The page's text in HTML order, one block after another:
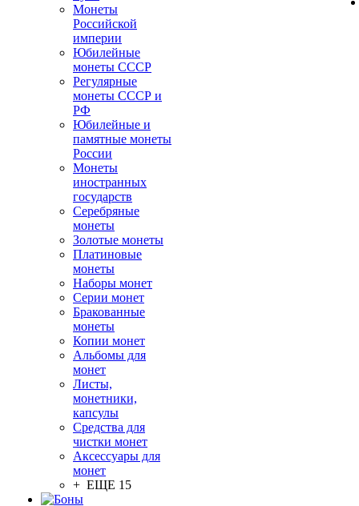
Монеты
Российской
империи
Юбилейные
монеты СССР
Регулярные
монеты СССР и
РФ
Юбилейные и
памятные монеты
России
Монеты
иностранных
государств
Серебряные
монеты
Золотые монеты
Платиновые
монеты
Наборы монет
Серии монет
Бракованные
монеты
Копии монет
Альбомы для
монет
Листы,
монетники,
капсулы
Средства для
чистки монет
Аксессуары для
монет
+ ЕЩЕ 15